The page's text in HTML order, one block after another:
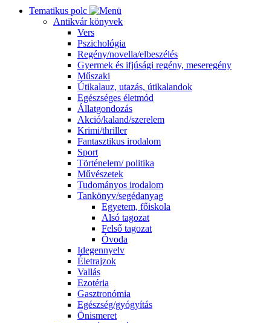
Tematikus polc
Antikvár könyvek
Vers
Pszichológia
Regény/novella/elbeszélés
Gyermek és ifjúsági regény, meseregény
Műszaki
Útikalauz, utazás, útikalandok
Egészséges életmód
Állatgondozás
Akció/kaland/szerelem
Krimi/thriller
Fantasztikus irodalom
Sport
Történelem/ politika
Művészetek
Tudományos irodalom
Tankönyv/segédanyag
Egyetem, főiskola
Alsó tagozat
Felső tagozat
Óvoda
Idegennyelv
Életrajzok
Vallás
Ezotéria
Gasztronómia
Egészség/gyógyítás
Önismeret